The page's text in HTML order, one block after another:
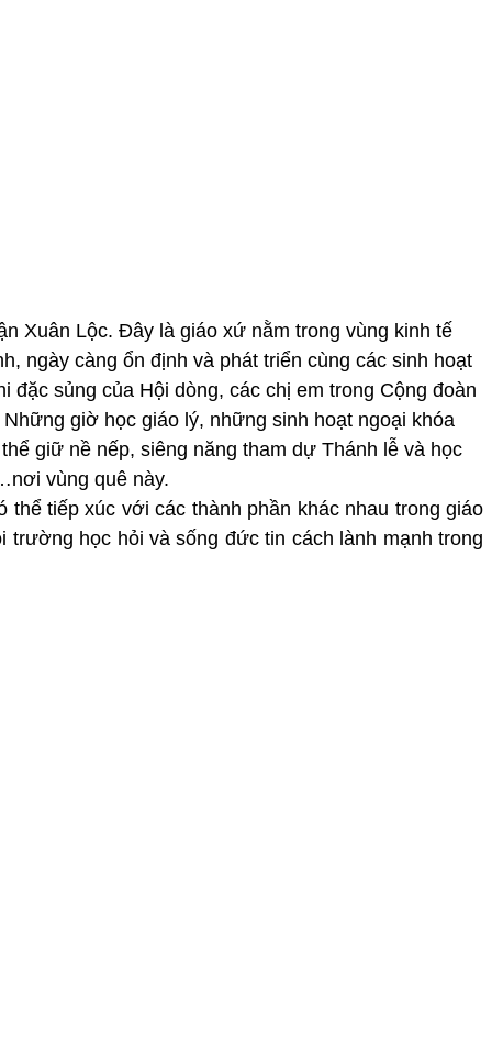
Xuân Lộc. Đây là giáo xứ nằm trong vùng kinh tế
ngày càng ổn định và phát triển cùng các sinh hoạt
sủng của Hội dòng, các chị em trong Cộng đoàn
giờ học giáo lý, những sinh hoạt ngoại khóa
giữ nề nếp, siêng năng tham dự Thánh lễ và học
vùng quê này.
tiếp xúc với các thành phần khác nhau trong giáo
học hỏi và sống đức tin cách lành mạnh trong